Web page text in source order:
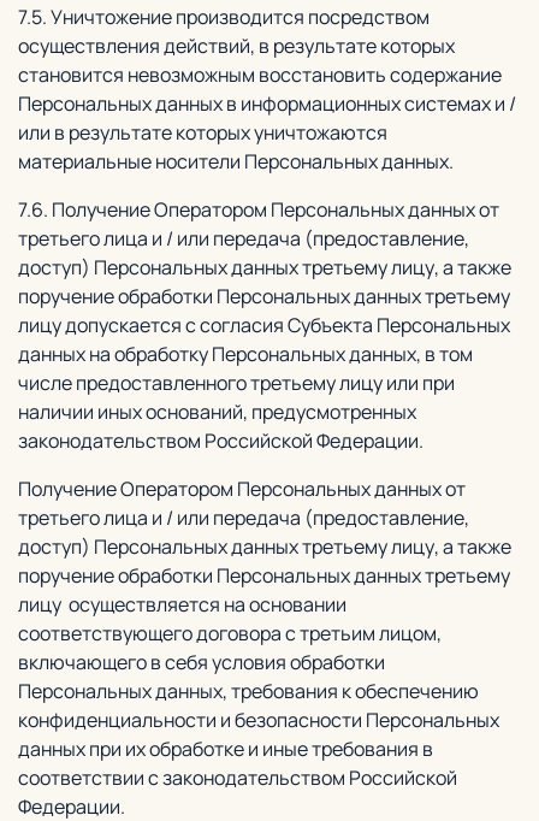
7.5. Уничтожение производится посредством
осуществления действий, в результате которых
становится невозможным восстановить содержание
Персональных данных в информационных системах и /
или в результате которых уничтожаются
материальные носители Персональных данных.
7.6. Получение Оператором Персональных данных от
третьего лица и / или передача (предоставление,
доступ) Персональных данных третьему лицу, а также
поручение обработки Персональных данных третьему
лицу допускается с согласия Субъекта Персональных
данных на обработку Персональных данных, в том
числе предоставленного третьему лицу или при
наличии иных оснований, предусмотренных
законодательством Российской Федерации.
Получение Оператором Персональных данных от
третьего лица и / или передача (предоставление,
доступ) Персональных данных третьему лицу, а также
поручение обработки Персональных данных третьему
лицу осуществляется на основании
соответствующего договора с третьим лицом,
включающего в себя условия обработки
Персональных данных, требования к обеспечению
конфиденциальности и безопасности Персональных
данных при их обработке и иные требования в
соответствии с законодательством Российской
Федерации.